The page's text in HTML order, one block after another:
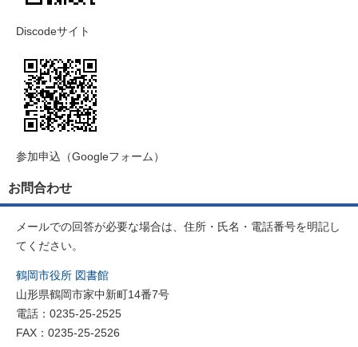
Discodeサイト
参加申込（Googleフォーム）
お問合わせ
メールでの回答が必要な場合は、住所・氏名・電話番号を明記し
てください。
鶴岡市役所 図書館
山形県鶴岡市家中新町14番7号
電話：0235-25-2525
FAX：0235-25-2526